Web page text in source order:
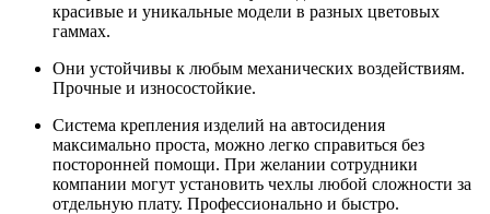
красивые и уникальные модели в разных цветовых
гаммах.
Они устойчивы к любым механических воздействиям.
Прочные и износостойкие.
Система крепления изделий на автосидения
максимально проста, можно легко справиться без
посторонней помощи. При желании сотрудники
компании могут установить чехлы любой сложности за
отдельную плату. Профессионально и быстро.